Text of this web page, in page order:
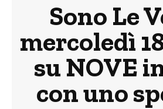
Sono Le
mercoledì
su NOVE
con uno